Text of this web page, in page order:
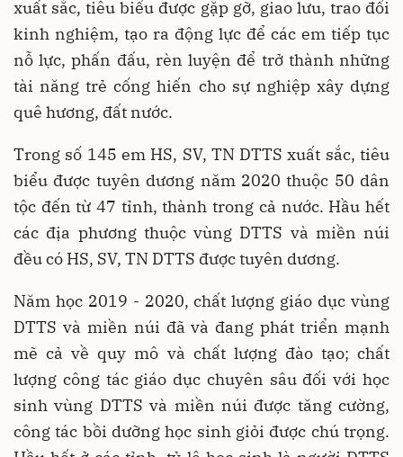
xuất sắc, tiêu biểu được gặp gỡ, giao lưu, trao đổi
kinh nghiệm, tạo ra động lực để các em tiếp tục
nỗ lực, phấn đấu, rèn luyện để trở thành những
tài năng trẻ cống hiến cho sự nghiệp xây dựng
quê hương, đất nước.
Trong số 145 em HS, SV, TN DTTS xuất sắc, tiêu
biểu được tuyên dương năm 2020 thuộc 50 dân
tộc đến từ 47 tỉnh, thành trong cả nước. Hầu hết
các địa phương thuộc vùng DTTS và miền núi
đều có HS, SV, TN DTTS được tuyên dương.
Năm học 2019 - 2020, chất lượng giáo dục vùng
DTTS và miền núi đã và đang phát triển mạnh
mẽ cả về quy mô và chất lượng đào tạo; chất
lượng công tác giáo dục chuyên sâu đối với học
sinh vùng DTTS và miền núi được tăng cường,
công tác bồi dưỡng học sinh giỏi được chú trọng.